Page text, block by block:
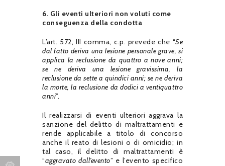
6. Gli eventi ulteriori non voluti come
conseguenza della condotta
L’art. 572, III comma, c.p. prevede che “Se
dal fatto deriva una lesione personale grave, si
applica la reclusione da quattro a nove anni;
se ne deriva una lesione gravissima, la
reclusione da sette a quindici anni; se ne deriva
la morte, la reclusione da dodici a ventiquattro
anni”.
Il realizzarsi di eventi ulteriori aggrava la
sanzione del delitto di maltrattamenti e
rende applicabile a titolo di concorso
anche il reato di lesioni o di omicidio; in
tal caso, il delitto di maltrattamenti è
“aggravato dall’evento” e l’evento specifico